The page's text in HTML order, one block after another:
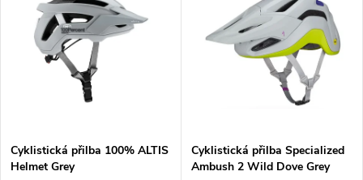
Cyklistická přilba 100% ALTIS
Helmet Grey
Cyklistická přilba Specialized
Ambush 2 Wild Dove Grey